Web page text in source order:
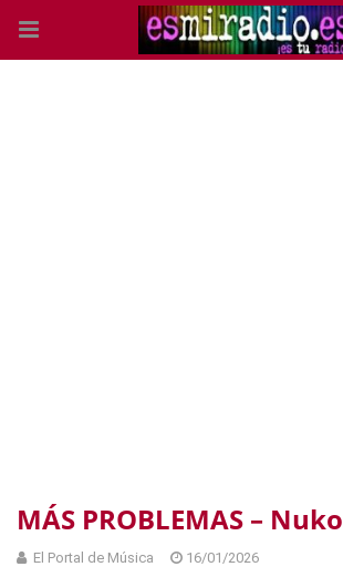
MÁS PROBLEMAS – Nuko
El Portal de Música 16/01/2026